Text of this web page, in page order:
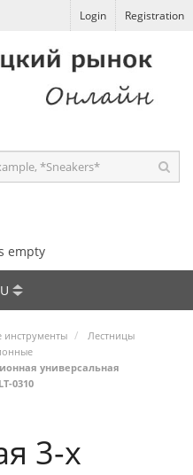
Login Registration
empty
инструменты
Лестницы
универсальная
0310
3-х